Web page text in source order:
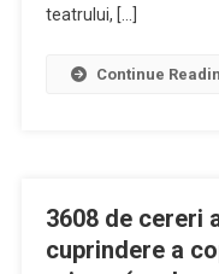
teatrului, […]
Continue
3608 de cereri
cuprindere a